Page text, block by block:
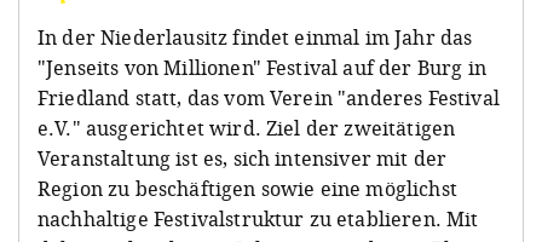
In der Niederlausitz findet einmal im Jahr das
"Jenseits von Millionen" Festival auf der Burg in
Friedland statt, das vom Verein "anderes Festival
e.V." ausgerichtet wird. Ziel der zweitätigen
Veranstaltung ist es, sich intensiver mit der
Region zu beschäftigen sowie eine möglichst
nachhaltige Festivalstruktur zu etablieren. Mit